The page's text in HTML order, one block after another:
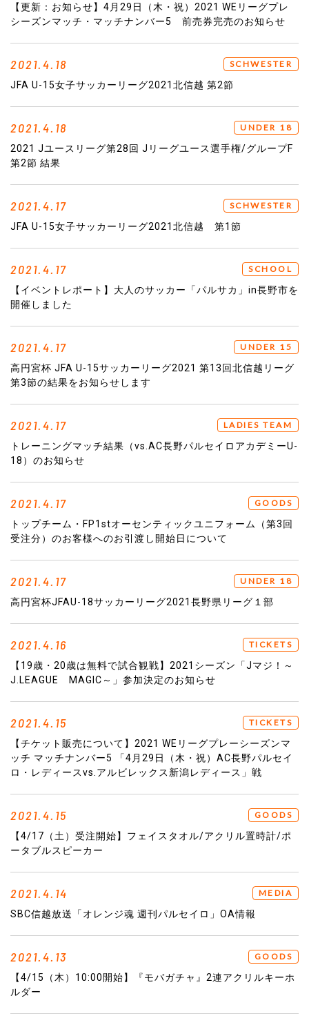
【更新：お知らせ】4月29日（木・祝）2021 WEリーグプレ
シーズンマッチ・マッチナンバー5 前売券完売のお知らせ
2021.4.18 SCHWESTER
JFA U-15女子サッカーリーグ2021北信越 第2節
2021.4.18 UNDER 18
2021 Jユースリーグ第28回 Jリーグユース選手権/グループF
第2節 結果
2021.4.17 SCHWESTER
JFA U-15女子サッカーリーグ2021北信越 第1節
2021.4.17 SCHOOL
【イベントレポート】大人のサッカー「パルサカ」in長野市を
開催しました
2021.4.17 UNDER 15
高円宮杯 JFA U-15サッカーリーグ2021 第13回北信越リーグ
第3節の結果をお知らせします
2021.4.17 LADIES TEAM
トレーニングマッチ結果（vs.AC長野パルセイロアカデミーU-
18）のお知らせ
2021.4.17 GOODS
トップチーム・FP1stオーセンティックユニフォーム（第3回
受注分）のお客様へのお引渡し開始日について
2021.4.17 UNDER 18
高円宮杯JFAU-18サッカーリーグ2021長野県リーグ１部
2021.4.16 TICKETS
【19歳・20歳は無料で試合観戦】2021シーズン「Jマジ！～
J.LEAGUE MAGIC～」参加決定のお知らせ
2021.4.15 TICKETS
【チケット販売について】2021 WEリーグプレーシーズンマ
ッチ マッチナンバー5 「4月29日（木・祝）AC長野パルセイ
ロ・レディースvs.アルビレックス新潟レディース」戦
2021.4.15 GOODS
【4/17（土）受注開始】フェイスタオル/アクリル置時計/ポ
ータブルスピーカー
2021.4.14 MEDIA
SBC信越放送「オレンジ魂 週刊パルセイロ」OA情報
2021.4.13 GOODS
【4/15（木）10:00開始】『モバガチャ』2連アクリルキーホ
ルダー